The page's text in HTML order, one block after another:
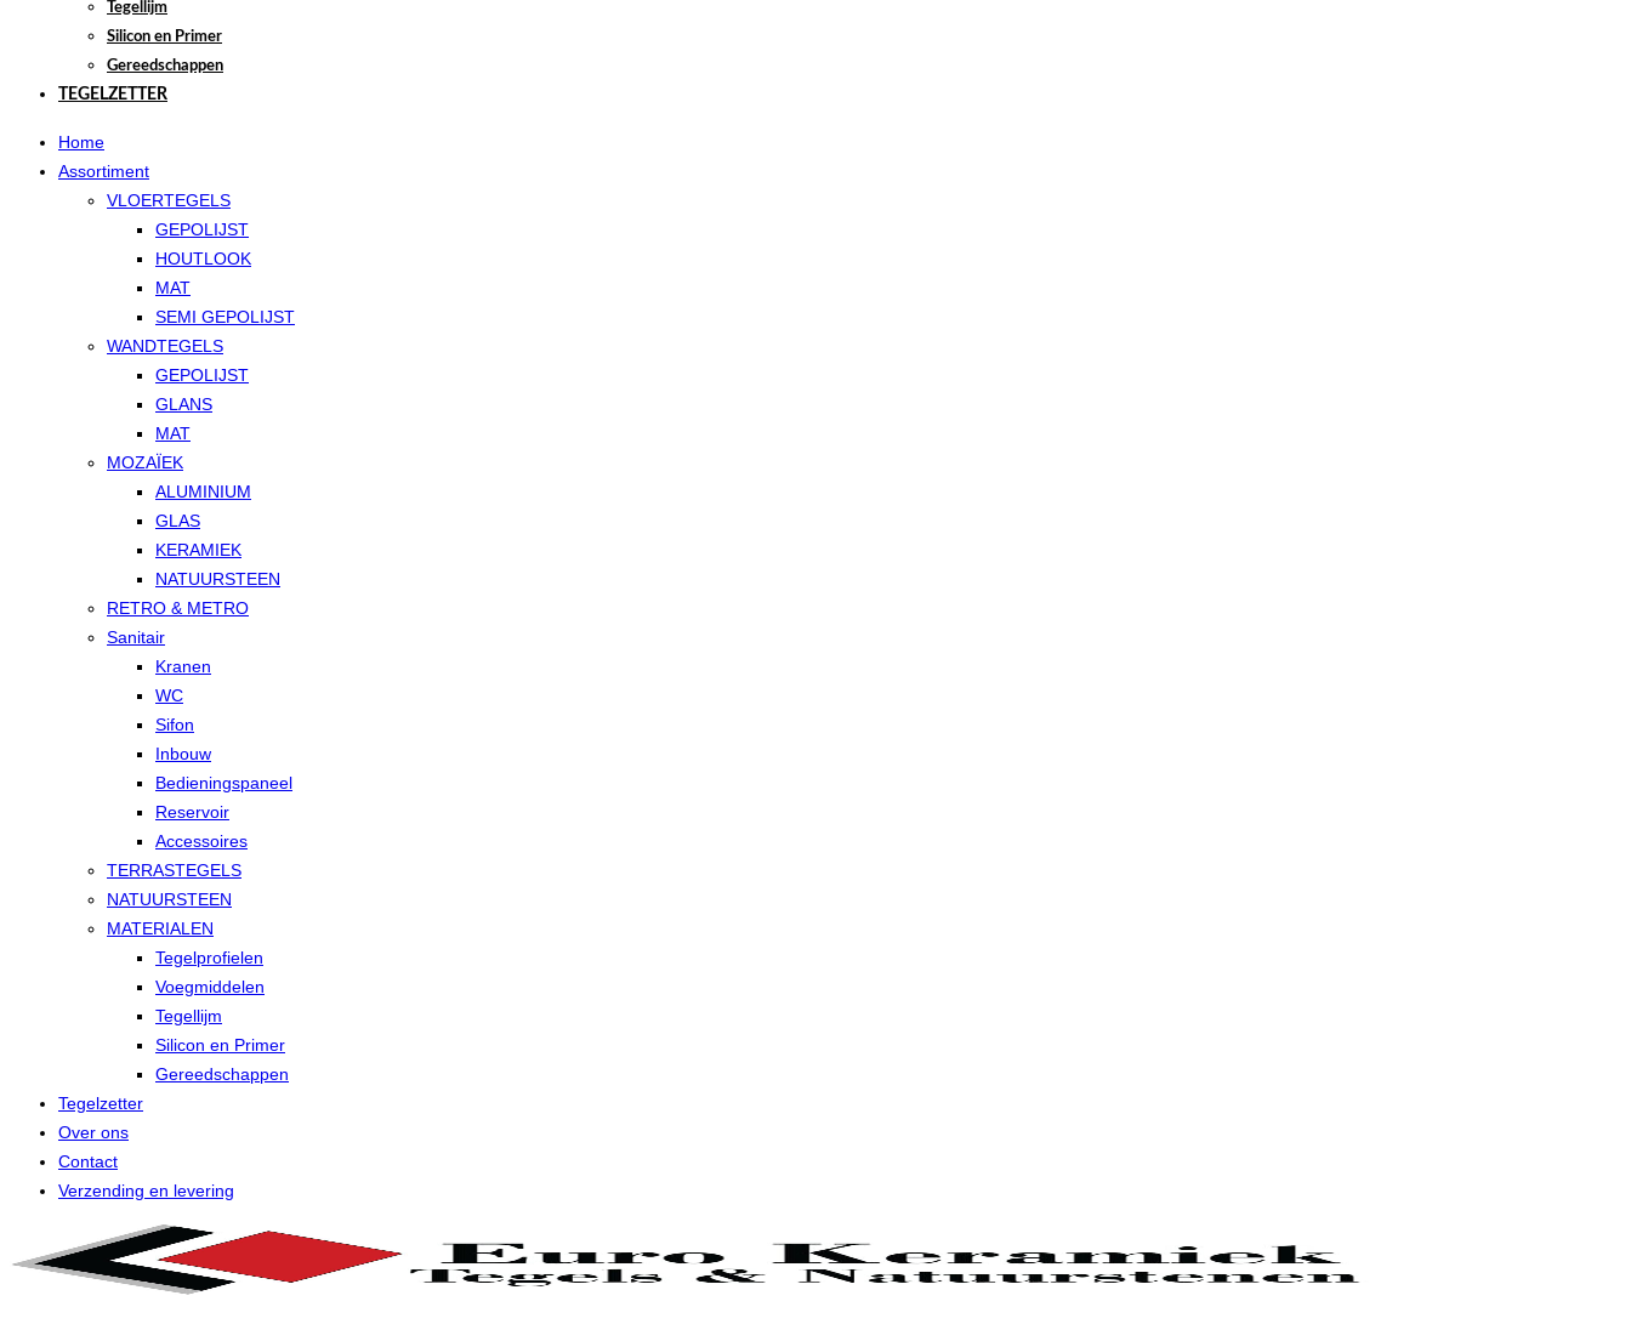
Tegellijm
Silicon en Primer
Gereedschappen
TEGELZETTER
Home
Assortiment
VLOERTEGELS
GEPOLIJST
HOUTLOOK
MAT
SEMI GEPOLIJST
WANDTEGELS
GEPOLIJST
GLANS
MAT
MOZAÏEK
ALUMINIUM
GLAS
KERAMIEK
NATUURSTEEN
RETRO & METRO
Sanitair
Kranen
WC
Sifon
Inbouw
Bedieningspaneel
Reservoir
Accessoires
TERRASTEGELS
NATUURSTEEN
MATERIALEN
Tegelprofielen
Voegmiddelen
Tegellijm
Silicon en Primer
Gereedschappen
Tegelzetter
Over ons
Contact
Verzending en levering